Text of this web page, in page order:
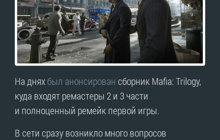
На дняхбыл анонсирован сборник Mafia: Trilogy,
куда входят ремастеры 2 и 3 части
и полноценный ремейк первой игры.
В сети сразу возникло много вопросов